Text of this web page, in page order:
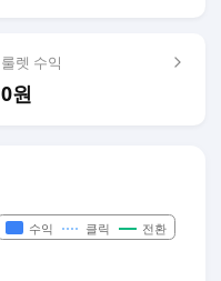
룰렛 수익
0원